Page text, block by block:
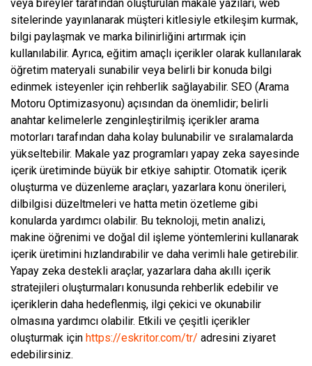
veya bireyler tarafından oluşturulan makale yazıları, web
sitelerinde yayınlanarak müşteri kitlesiyle etkileşim kurmak,
bilgi paylaşmak ve marka bilinirliğini artırmak için
kullanılabilir. Ayrıca, eğitim amaçlı içerikler olarak kullanılarak
öğretim materyali sunabilir veya belirli bir konuda bilgi
edinmek isteyenler için rehberlik sağlayabilir. SEO (Arama
Motoru Optimizasyonu) açısından da önemlidir; belirli
anahtar kelimelerle zenginleştirilmiş içerikler arama
motorları tarafından daha kolay bulunabilir ve sıralamalarda
yükseltebilir. Makale yaz programları yapay zeka sayesinde
içerik üretiminde büyük bir etkiye sahiptir. Otomatik içerik
oluşturma ve düzenleme araçları, yazarlara konu önerileri,
dilbilgisi düzeltmeleri ve hatta metin özetleme gibi
konularda yardımcı olabilir. Bu teknoloji, metin analizi,
makine öğrenimi ve doğal dil işleme yöntemlerini kullanarak
içerik üretimini hızlandırabilir ve daha verimli hale getirebilir.
Yapay zeka destekli araçlar, yazarlara daha akıllı içerik
stratejileri oluşturmaları konusunda rehberlik edebilir ve
içeriklerin daha hedeflenmiş, ilgi çekici ve okunabilir
olmasına yardımcı olabilir. Etkili ve çeşitli içerikler
oluşturmak için https://eskritor.com/tr/ adresini ziyaret
edebilirsiniz.